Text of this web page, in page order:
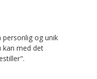
personlig og unik
kan med det